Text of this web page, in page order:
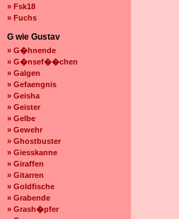
» Fsk18
» Fuchs
G wie Gustav
» G�hnende
» G�nsef��chen
» Galgen
» Gefaengnis
» Geisha
» Geister
» Gelbe
» Gewehr
» Ghostbuster
» Giesskanne
» Giraffen
» Gitarren
» Goldfische
» Grabende
» Grash�pfer